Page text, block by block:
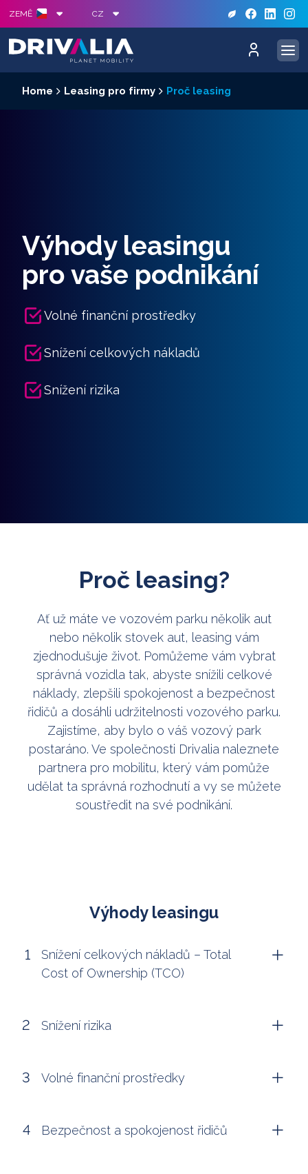
ZEMĚ CZ
Home Leasing pro firmy Proč leasing
Výhody leasingu
pro vaše podnikání
Volné finanční prostředky
Snížení celkových nákladů
Snížení rizika
Proč leasing?
Ať už máte ve vozovém parku několik aut
nebo několik stovek aut, leasing vám
zjednodušuje život. Pomůžeme vám vybrat
správná vozidla tak, abyste snížili celkové
náklady, zlepšili spokojenost a bezpečnost
řidičů a dosáhli udržitelnosti vozového parku.
Zajistíme, aby bylo o váš vozový park
postaráno. Ve společnosti Drivalia naleznete
partnera pro mobilitu, který vám pomůže
udělat ta správná rozhodnutí a vy se můžete
soustředit na své podnikání.
Výhody leasingu
Snížení celkových nákladů – Total
Cost of Ownership (TCO)
Snížení rizika
Volné finanční prostředky
Bezpečnost a spokojenost řidičů